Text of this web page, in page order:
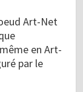
Art-Net
en Art-
par le